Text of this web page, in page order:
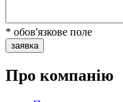
* обов'язкове поле
заявка
Про компанію